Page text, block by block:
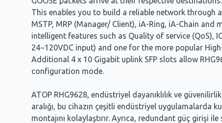
This enables you to build a reliable network through
MSTP, MRP (Manager/ Client), iA-Ring, iA-Chain
intelligent features such as Quality of service (QoS),
24~120VDC input) and one for the more popular
Additional 4 x 10 Gigabit uplink SFP slots allow
configuration mode.
ATOP RHG9628, endüstriyel dayanıklılık ve
aralığı, bu cihazın çeşitli endüstriyel uygulamalarda
montajını kolaylaştırır. Ayrıca, redundant güç girişi